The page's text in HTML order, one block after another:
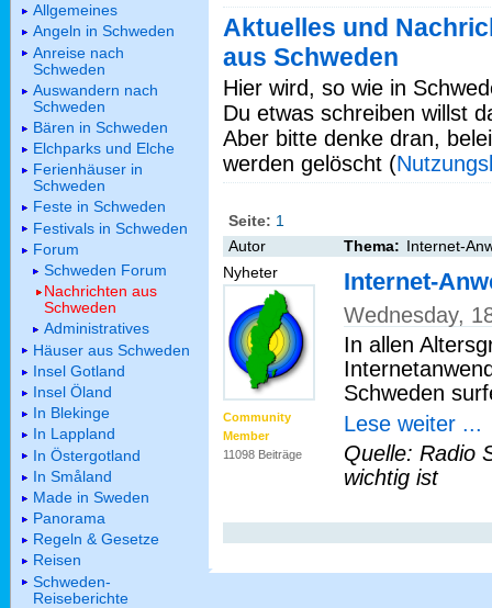
Aktuelles und
aus Schweden
Hier wird, so wie in
Du etwas schreiben willst
Aber bitte denke dran,
werden gelöscht (
Seite: 1
Autor
Thema: Internet-
Nyheter
Community
Member
11098 Beiträge
Internet-
Wednesday,
In allen
Schweden
Lese weiter ...
Quelle: Radio
wichtig ist
Allgemeines
Angeln in Schweden
Anreise nach
Schweden
Auswandern nach
Schweden
Bären in Schweden
Elchparks und Elche
Ferienhäuser in
Schweden
Feste in Schweden
Festivals in Schweden
Forum
Schweden Forum
Nachrichten aus
Schweden
Administratives
Häuser aus Schweden
Insel Gotland
Insel Öland
In Blekinge
In Lappland
In Östergotland
In Småland
Made in Sweden
Panorama
Regeln & Gesetze
Reisen
Schweden-
Reiseberichte